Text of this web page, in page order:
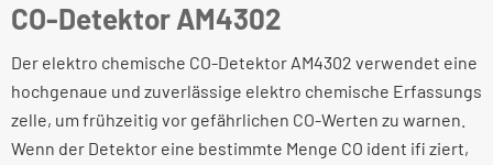
CO-Detektor AM4302
Der elektro chemische CO-Detektor AM4302 verwendet eine
hochgenaue und zuverlässige elektro chemische Erfassungs
zelle, um frühzeitig vor gefährlichen CO-Werten zu warnen.
Wenn der Detektor eine bestimmte Menge CO ident ifi ziert,